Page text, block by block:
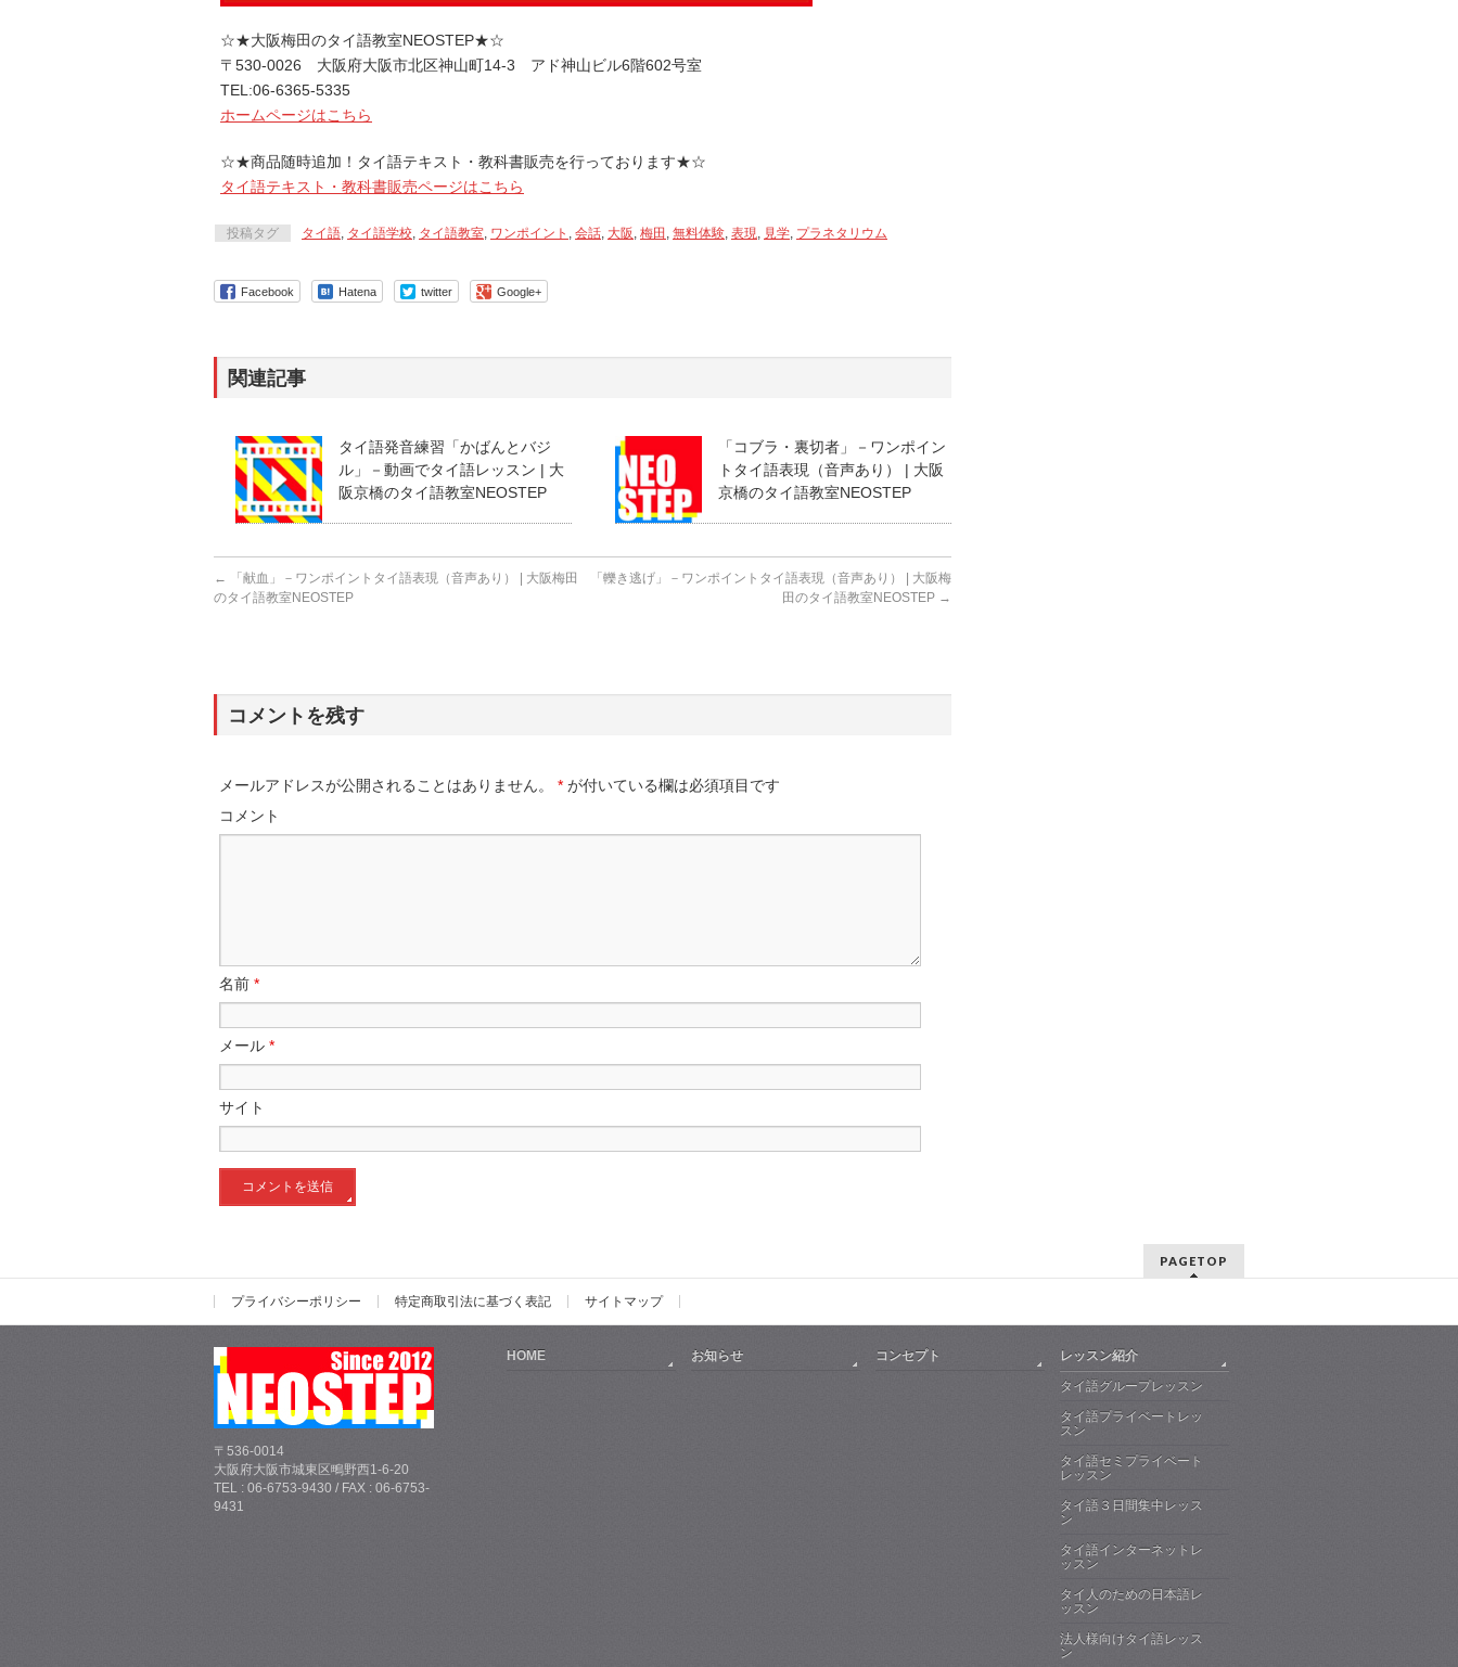
☆★大阪梅田のタイ語教室NEOSTEP★☆
〒530-0026 大阪府大阪市北区神山町14-3 アド神山ビル6階602号室
TEL:06-6365-5335
ホームページはこちら
☆★商品随時追加！タイ語テキスト・教科書販売を行っております★☆
タイ語テキスト・教科書販売ページはこちら
投稿タグ タイ語 タイ語学校 タイ語教室 ワンポイント 会話 大阪 梅田 無料体験 表現 見学 プラネタリウム
Facebook Hatena twitter Google+
関連記事
タイ語発音練習「かばんとバジ
ル」－動画でタイ語レッスン | 大
阪京橋のタイ語教室NEOSTEP
「コブラ・裏切者」－ワンポイン
トタイ語表現（音声あり） | 大阪
京橋のタイ語教室NEOSTEP
←
「献血」－ワンポイントタイ語表現（音声あり） | 大阪梅田
のタイ語教室NEOSTEP
「轢き逃げ」－ワンポイントタイ語表現（音声あり） | 大阪梅
田のタイ語教室NEOSTEP →
コメントを残す
メールアドレスが公開されることはありません。 * が付いている欄は必須項目です
コメント
名前 *
メール *
サイト
PAGETOP
プライバシーポリシー 特定商取引法に基づく表記 サイトマップ
〒536-0014
大阪府大阪市城東区鴫野西1-6-20
TEL : 06-6753-9430 / FAX : 06-6753-
9431
HOME お知らせ コンセプト
レッスン紹介
タイ語グループレッスン
タイ語プライベートレッ
スン
タイ語セミプライベート
レッスン
タイ語３日間集中レッス
ン
タイ語インターネットレ
ッスン
タイ人のための日本語レ
ッスン
法人様向けタイ語レッス
ン